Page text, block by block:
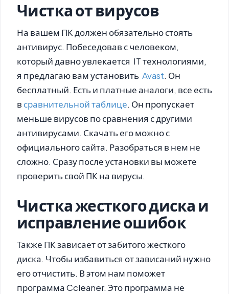
Чистка от вирусов
На вашем ПК должен обязательно стоять
антивирус. Побеседовав с человеком,
который давно увлекается IT технологиями,
я предлагаю вам установить Avast. Он
бесплатный. Есть и платные аналоги, все есть
в сравнительной таблице. Он пропускает
меньше вирусов по сравнения с другими
антивирусами. Скачать его можно с
официального сайта. Разобраться в нем не
сложно. Сразу после установки вы можете
проверить свой ПК на вирусы.
Чистка жесткого диска и
исправление ошибок
Также ПК зависает от забитого жесткого
диска. Чтобы избавиться от зависаний нужно
его отчистить. В этом нам поможет
программа Ccleaner. Это программа не